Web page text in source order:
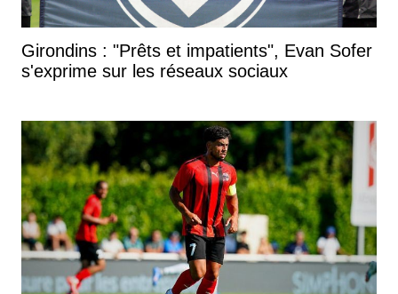
Girondins : "Prêts et impatients", Evan Sofer
s'exprime sur les réseaux sociaux